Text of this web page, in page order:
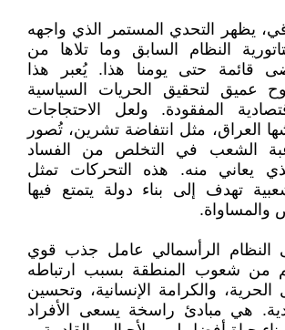
يظهر التحدي المستمر الذي واجهه
النظام السابق وما تلاها من
قائمة حتى يومنا هذا. يُعبر هذا
عميق لتحقيق الحريات السياسية
المفقودة. ولعل الاحتجاجات
العراق، مثل انتفاضة تشرين، تُصور
الشعب في التخلص من الفساد
يعاني منه. هذه التحركات تمثل
تهدف إلى بناء دولة يتمتع فيها
والمساواة.
النظام الرأسمالي عامل جذب قوي
من شعوب المنطقة بسبب ارتباطه
والكرامة الإنسانية، وتحسين
هي مبادئ راسخة يسعى الأفراد